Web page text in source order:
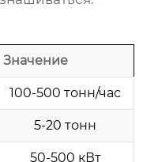
Значение
100-500 тонн/час
5-20 тонн
50-500 кВт